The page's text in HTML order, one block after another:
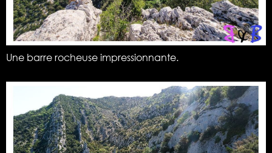
Une barre rocheuse impressionnante.